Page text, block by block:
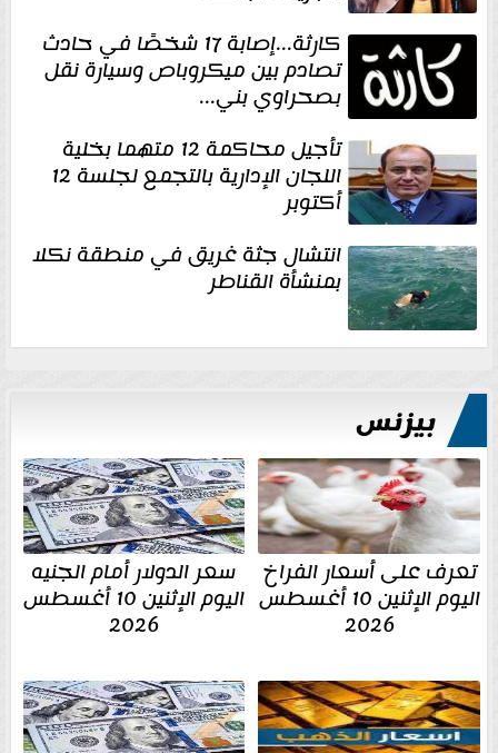
كارثة...إصابة 17 شخصًا في حادث
تصادم بين ميكروباص وسيارة نقل
بصحراوي بني...
تأجيل محاكمة 12 متهما بخلية
اللجان الإدارية بالتجمع لجلسة 12
أكتوبر
انتشال جثة غريق في منطقة نكلا
بمنشأة القناطر
بيزنس
تعرف على أسعار الفراخ
اليوم الإثنين 10 أغسطس
2026
سعر الدولار أمام الجنيه
اليوم الإثنين 10 أغسطس
2026